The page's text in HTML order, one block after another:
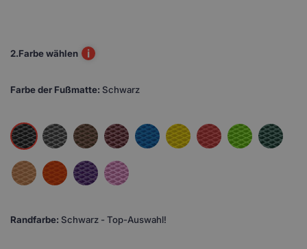
2.Farbe wählen i
Farbe der Fußmatte: Schwarz
Randfarbe: Schwarz - Top-Auswahl!